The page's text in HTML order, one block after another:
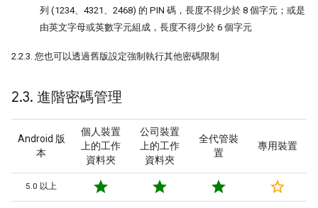
列 (1234、4321、2468) 的 PIN 碼，長度不得少於 8 個字元；或是
由英文字母或英數字元組成，長度不得少於 6 個字元
2.2.3. 您也可以透過舊版設定強制執行其他密碼限制
2.3. 進階密碼管理
Android 版
本
個人裝置
上的工作
資料夾
公司裝置
上的工作
資料夾
全代管裝
置
專用裝置
5.0 以上 star star star star_border